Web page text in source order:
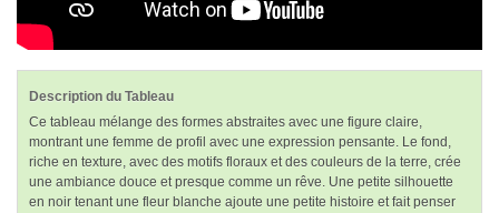
Description du Tableau
Ce tableau mélange des formes abstraites avec une figure claire,
montrant une femme de profil avec une expression pensante. Le fond,
riche en texture, avec des motifs floraux et des couleurs de la terre, crée
une ambiance douce et presque comme un rêve. Une petite silhouette
en noir tenant une fleur blanche ajoute une petite histoire et fait penser